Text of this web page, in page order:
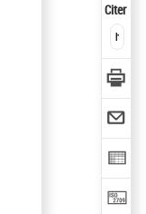
Citer